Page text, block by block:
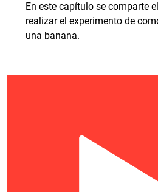
En este capítulo se comparte
realizar el experimento de
una banana.